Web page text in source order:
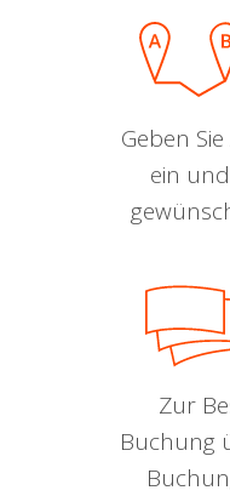
Geben
ein
Zur
Buchung